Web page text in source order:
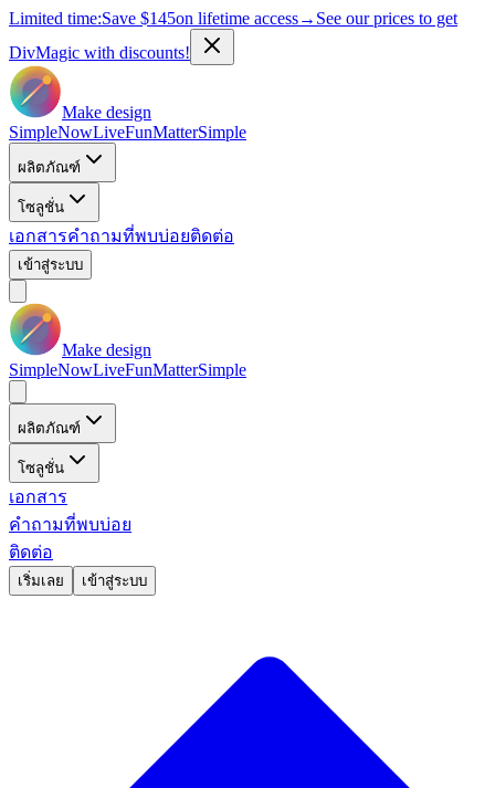
Limited time:Save $145on lifetime access→ See our prices to get
DivMagic with discounts!
Make design
SimpleNowLiveFunMatterSimple
ผลิตภัณฑ์
โซลูชั่น
เอกสารคำถามที่พบบ่อยติดต่อ
เข้าสู่ระบบ
Make design
SimpleNowLiveFunMatterSimple
ผลิตภัณฑ์
โซลูชั่น
เอกสาร
คำถามที่พบบ่อย
ติดต่อ
เริ่มเลย เข้าสู่ระบบ